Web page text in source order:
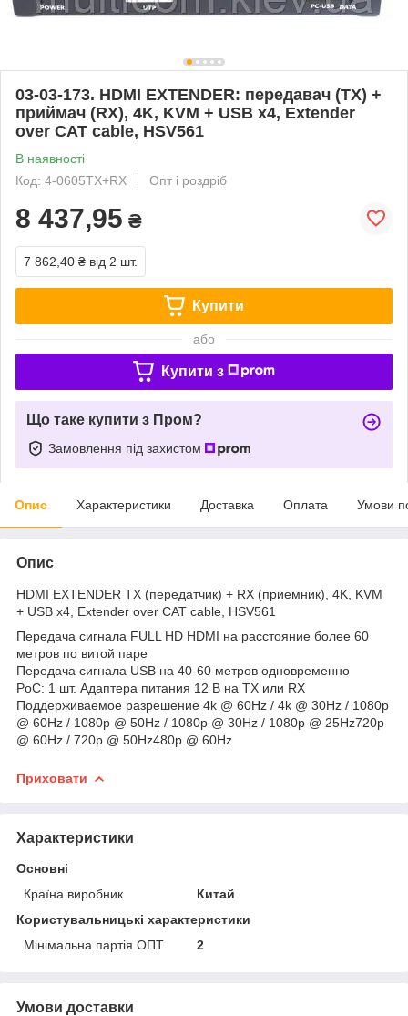
03-03-173. HDMI EXTENDER: передавач (TX) +
приймач (RX), 4K, KVM + USB x4, Extender
over CAT cable, HSV561
В наявності
Код: 4-0605TX+RX
Опт і роздріб
8 437,95 ₴
7 862,40 ₴ від 2 шт.
Купити
або
Купити з
Що таке купити з Пром?
Замовлення під захистом
Опис Характеристики Доставка Оплата Умови
Опис
HDMI EXTENDER TX (передатчик) + RX (приемник), 4K, KVM
+ USB x4, Extender over CAT cable, HSV561
Передача сигнала FULL HD HDMI на расстояние более 60
метров по витой паре
Передача сигнала USB на 40-60 метров одновременно
PoC: 1 шт. Адаптера питания 12 В на TX или RX
Поддерживаемое разрешение 4k @ 60Hz / 4k @ 30Hz / 1080p
@ 60Hz / 1080p @ 50Hz / 1080p @ 30Hz / 1080p @ 25Hz720p
@ 60Hz / 720p @ 50Hz480p @ 60Hz
Приховати
Характеристики
Основні
Країна виробник
Китай
Користувальницькі характеристики
Мінімальна партія ОПТ
2
Умови доставки